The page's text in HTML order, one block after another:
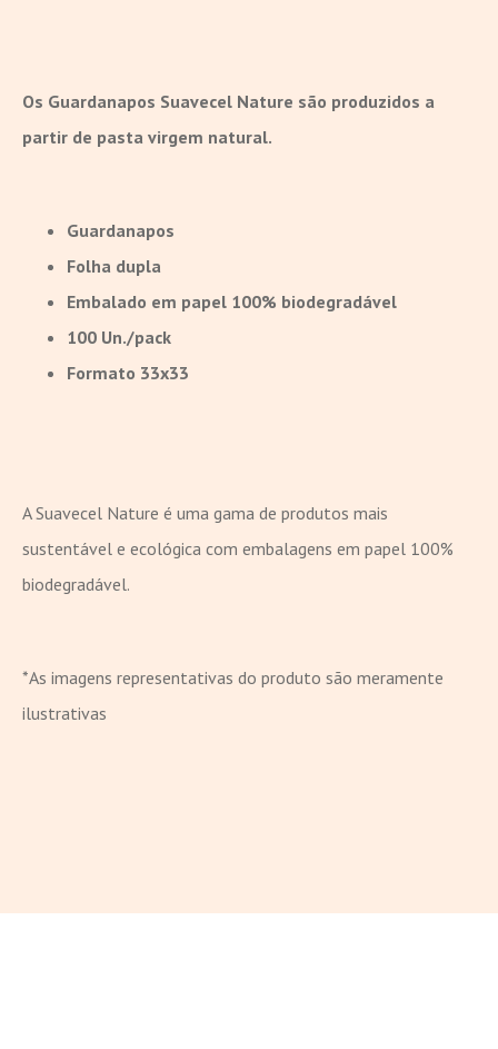
Os Guardanapos Suavecel Nature são produzidos a
partir de pasta virgem natural.
Guardanapos
Folha dupla
Embalado em papel 100% biodegradável
100 Un./pack
Formato 33x33
A Suavecel Nature é uma gama de produtos mais
sustentável e ecológica com embalagens em papel 100%
biodegradável.
*As imagens representativas do produto são meramente
ilustrativas